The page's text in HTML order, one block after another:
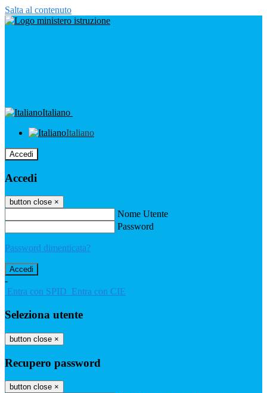
Salta al contenuto
Italiano
Italiano
Accedi
Accedi
button close ×
Nome Utente
Password
Password dimenticata?
-
Entra con SPID Entra con CIE
Seleziona utente
button close ×
Recupero password
button close ×